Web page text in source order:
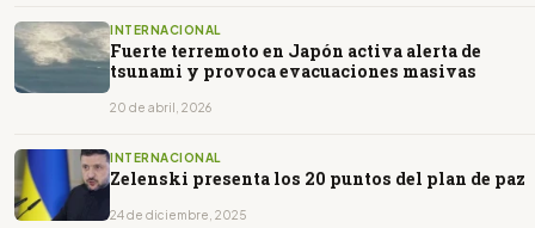
INTERNACIONAL
Fuerte terremoto en Japón activa alerta de
tsunami y provoca evacuaciones masivas
20 de abril, 2026
INTERNACIONAL
Zelenski presenta los 20 puntos del plan de paz
24 de diciembre, 2025